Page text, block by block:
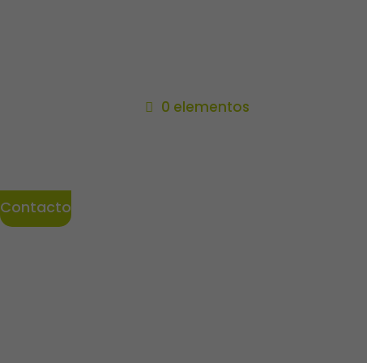
0 elementos
Contacto